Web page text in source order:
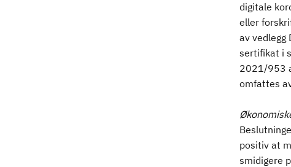
digitale
eller
av
sertifikat i
2021/953
omfattes
positiv at
smidigere